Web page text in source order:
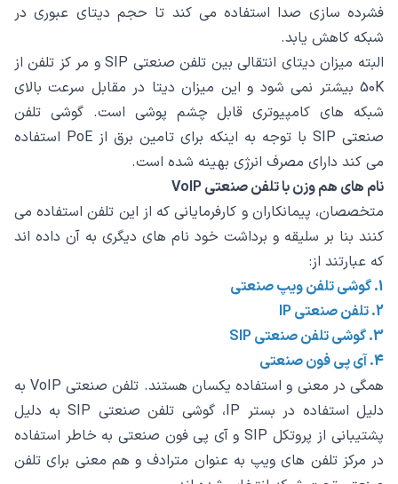
فشرده سازی صدا استفاده می کند تا حجم دیتای عبوری در
شبکه کاهش یابد.
البته میزان دیتای انتقالی بین تلفن صنعتی SIP و مر کز تلفن از
50K بیشتر نمی شود و این میزان دیتا در مقابل سرعت بالای
شبکه های کامپیوتری قابل چشم پوشی است. گوشی تلفن
صنعتی SIP با توجه به اینکه برای تامین برق از PoE استفاده
می کند دارای مصرف انرژی بهینه شده است.
نام های هم وزن با تلفن صنعتی VoIP
متخصصان، پیمانکاران و کارفرمایانی که از این تلفن استفاده می
کنند بنا بر سلیقه و برداشت خود نام های دیگری به آن داده اند
که عبارتند از:
1. گوشی تلفن ویپ صنعتی
2. تلفن صنعتی IP
3. گوشی تلفن صنعتی SIP
4. آی پی فون صنعتی
همگی در معنی و استفاده یکسان هستند. تلفن صنعتی VoIP به
دلیل استفاده در بستر IP، گوشی تلفن صنعتی SIP به دلیل
پشتیبانی از پروتکل SIP و آی پی فون صنعتی به خاطر استفاده
در مرکز تلفن های ویپ به عنوان مترادف و هم معنی برای تلفن